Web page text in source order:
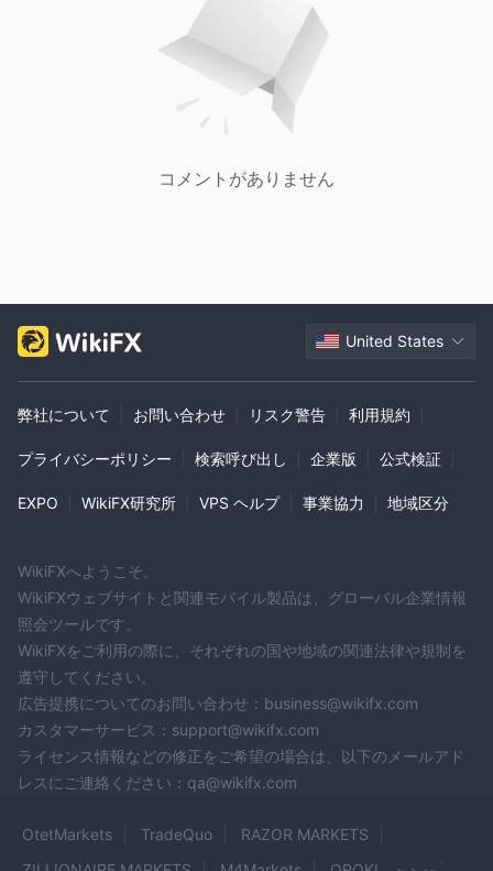
コメントがありません
United States
弊社について お問い合わせ リスク警告 利用規約
プライバシーポリシー 検索呼び出し 企業版 公式検証
EXPO WikiFX研究所 VPS ヘルプ 事業協力 地域区分
WikiFXへようこそ。
WikiFXウェブサイトと関連モバイル製品は、グローバル企業情報
照会ツールです。
WikiFXをご利用の際に、それぞれの国や地域の関連法律や規制を
遵守してください。
広告提携についてのお問い合わせ：business@wikifx.com
カスタマーサービス：support@wikifx.com
ライセンス情報などの修正をご希望の場合は、以下のメールアド
レスにご連絡ください：qa@wikifx.com
OtetMarkets TradeQuo
RAZOR MARKETS